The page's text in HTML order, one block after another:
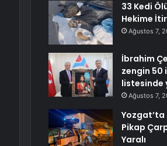
33 Kedi
Hekime
Ağustos 7,
İbrahim
zengin 50
listesinde
Ağustos 7,
Yozgat’ta
Pikap
Yaralı